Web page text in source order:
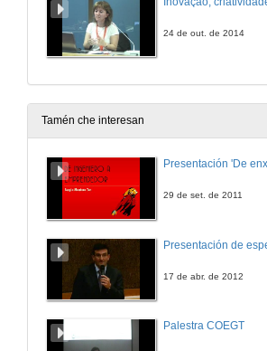
24 de out. de 2014
Tamén che interesan
29 de set. de 2011
17 de abr. de 2012
Palestra COEGT